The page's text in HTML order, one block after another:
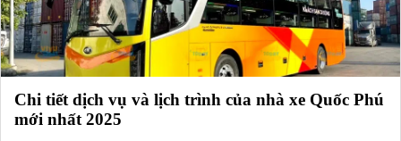
Chi tiết dịch vụ và lịch trình của nhà xe Quốc Phú
mới nhất 2025